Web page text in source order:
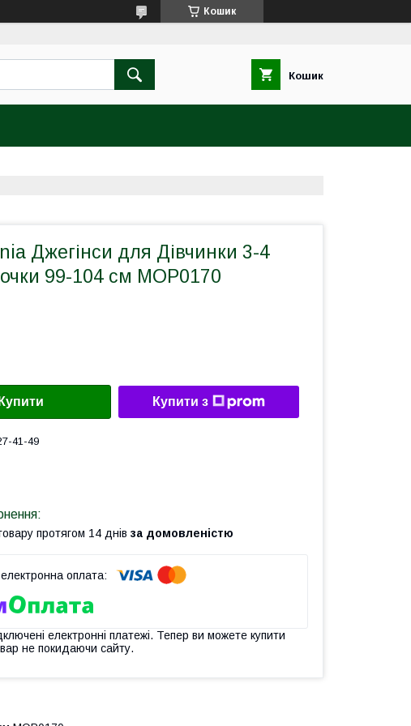
Кошик
Кошик
Джегінси для Дівчинки 3-4
99-104 см MOP0170
Купити Купити з
41-49
протягом 14 днів за домовленістю
електронні платежі. Тепер ви можете купити
не покидаючи сайту.